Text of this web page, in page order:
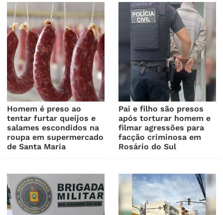
Homem é preso ao
tentar furtar queijos e
salames escondidos na
roupa em supermercado
de Santa Maria
Pai e filho são presos
após torturar homem e
filmar agressões para
facção criminosa em
Rosário do Sul